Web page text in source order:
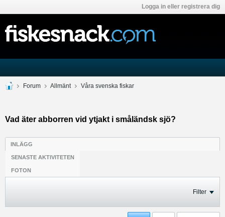
Logga in eller registrera dig
Forum Allmänt Våra svenska fiskar
Vad äter abborren vid ytjakt i småländsk sjö?
INLÄGG
SENASTE AKTIVITETEN
FOTON
Filter